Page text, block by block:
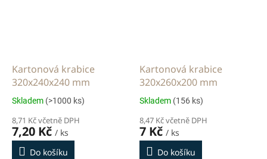
Kartonová krabice
320x240x240 mm
Skladem (>1000 ks)
8,71 Kč včetně DPH
7,20 Kč / ks
Do košíku
Kartonová krabice
320x260x200 mm
Skladem (156 ks)
8,47 Kč včetně DPH
7 Kč / ks
Do košíku